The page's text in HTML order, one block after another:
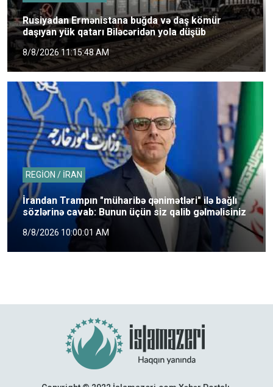
Rusiyadan Ermənistana buğda və daş kömür
daşıyan yük qatarı Biləcəridən yola düşüb
8/8/2026 11:15:48 AM
REGİON / İRAN
İrandan Trampın "müharibə qənimətləri" ilə bağlı
sözlərinə cavab: Bunun üçün siz qalib gəlməlisiniz
8/8/2026 10:00:01 AM